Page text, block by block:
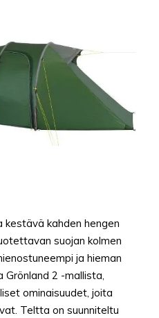
kestävä kahden hengen
suojan kolmen
ja hieman
2 -mallista,
ominaisuudet, joita
Teltta on suunniteltu